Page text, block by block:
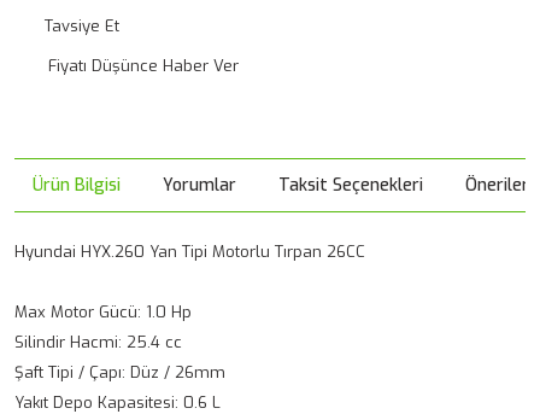
Tavsiye Et
Fiyatı Düşünce Haber Ver
Ürün Bilgisi Yorumlar Taksit Seçenekleri
Hyundai HYX.260 Yan Tipi Motorlu Tırpan 26CC
Max Motor Gücü: 1.0 Hp
Silindir Hacmi: 25.4 cc
Şaft Tipi / Çapı: Düz / 26mm
Yakıt Depo Kapasitesi: 0.6 L